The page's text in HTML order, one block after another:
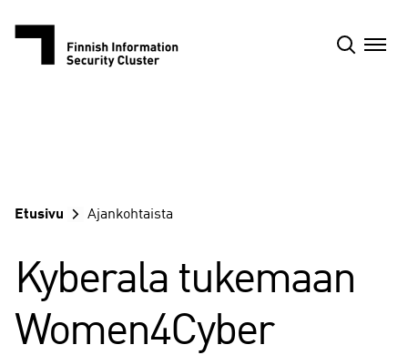
Etusivu Ajankohtaista
Kyberala tukemaan
Women4Cyber